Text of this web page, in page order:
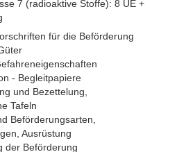
7 (radioaktive Stoffe): 8 UE +
für die Beförderung
- Begleitpapiere
und Bezettelung,
Tafeln
Beförderungsarten,
Ausrüstung
der Beförderung